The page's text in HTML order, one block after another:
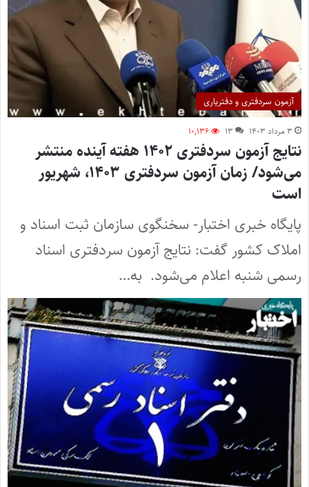
آزمون سردفتری و دفتریاری
۳ مرداد ۱۴۰۳ ۱۳ ۱۰,۱۳۶
نتایج آزمون سردفتری ۱۴۰۲ هفته آینده منتشر
می‌شود/ زمان آزمون سردفتری ۱۴۰۳، شهریور
است
پایگاه خبری اختبار- سخنگوی سازمان ثبت اسناد و
املاک کشور گفت: نتایج آزمون سردفتری اسناد
رسمی شنبه اعلام می‌شود. به…